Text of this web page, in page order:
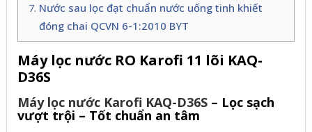
Nước sau lọc đạt chuẩn nước uống tinh khiết
đóng chai QCVN 6-1:2010 BYT
Máy lọc nước RO Karofi 11 lõi KAQ-
D36S
Máy lọc nước Karofi KAQ-D36S – Lọc sạch
vượt trội – Tốt chuẩn an tâm